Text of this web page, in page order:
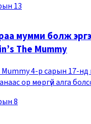
Supergirl хоёрыг
13
мумми болж
The Mummy
Mummy 4-р сарын 17-нд
ор мөргүй алга
тухай тус
8